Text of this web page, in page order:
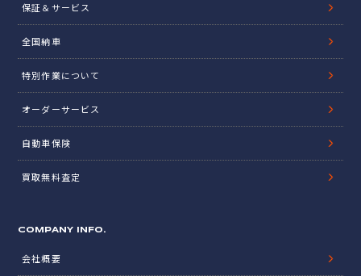
保証＆サービス
全国納車
特別作業について
オーダーサービス
自動車保険
買取無料査定
COMPANY INFO.
会社概要